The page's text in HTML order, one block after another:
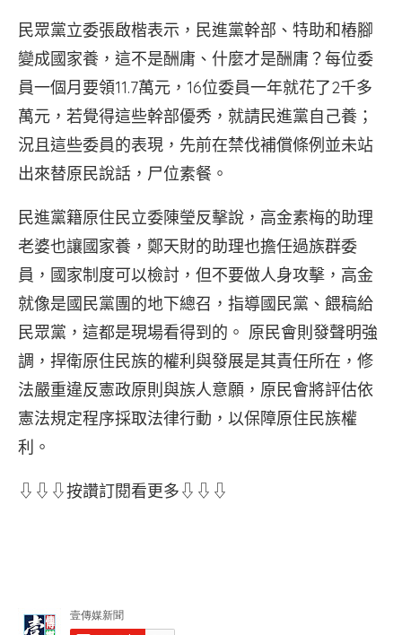
民眾黨立委張啟楷表示，民進黨幹部、特助和樁腳
變成國家養，這不是酬庸、什麼才是酬庸？每位委
員一個月要領11.7萬元，16位委員一年就花了2千多
萬元，若覺得這些幹部優秀，就請民進黨自己養；
況且這些委員的表現，先前在禁伐補償條例並未站
出來替原民說話，尸位素餐。
民進黨籍原住民立委陳瑩反擊說，高金素梅的助理
老婆也讓國家養，鄭天財的助理也擔任過族群委
員，國家制度可以檢討，但不要做人身攻擊，高金
就像是國民黨團的地下總召，指導國民黨、餵稿給
民眾黨，這都是現場看得到的。 原民會則發聲明強
調，捍衛原住民族的權利與發展是其責任所在，修
法嚴重違反憲政原則與族人意願，原民會將評估依
憲法規定程序採取法律行動，以保障原住民族權
利。
⇩⇩⇩按讚訂閱看更多⇩⇩⇩